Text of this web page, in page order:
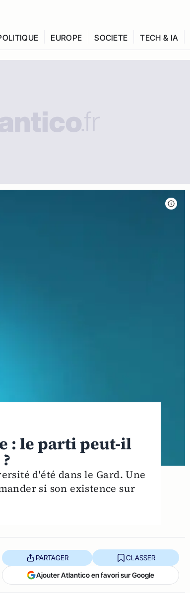
EUROPE SOCIETE TECH & IA
: le parti peut-il
d'été dans le Gard. Une
si son existence sur
PARTAGER CLASSER
Ajouter Atlantico en favori sur Google